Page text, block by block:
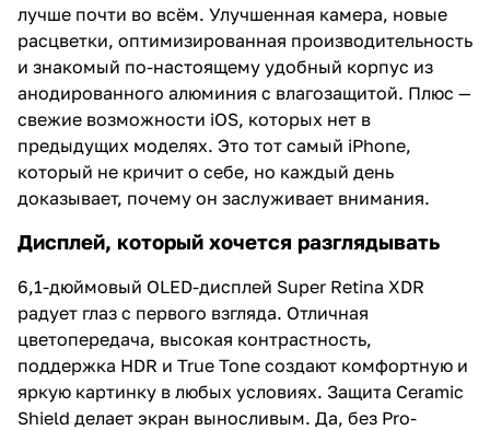
лучше почти во всём. Улучшенная камера, новые
расцветки, оптимизированная производительность
и знакомый по-настоящему удобный корпус из
анодированного алюминия с влагозащитой. Плюс —
свежие возможности iOS, которых нет в
предыдущих моделях. Это тот самый iPhone,
который не кричит о себе, но каждый день
доказывает, почему он заслуживает внимания.
Дисплей, который хочется разглядывать
6,1-дюймовый OLED-дисплей Super Retina XDR
радует глаз с первого взгляда. Отличная
цветопередача, высокая контрастность,
поддержка HDR и True Tone создают комфортную и
яркую картинку в любых условиях. Защита Ceramic
Shield делает экран выносливым. Да, без Pro-